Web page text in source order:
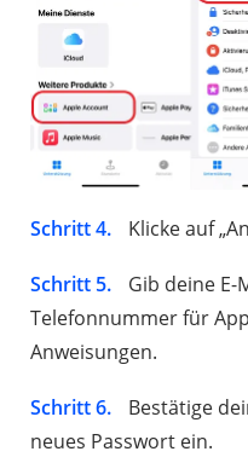
Schritt 4. Klicke auf
Schritt 5.
Gib deine E-
Telefonnummer für
Anweisungen.
Schritt 6.
Bestätige
neues Passwort ein.